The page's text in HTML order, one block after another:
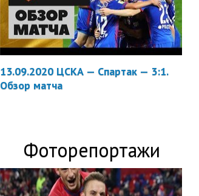
13.09.2020 ЦСКА — Спартак — 3:1.
Обзор матча
Фоторепортажи